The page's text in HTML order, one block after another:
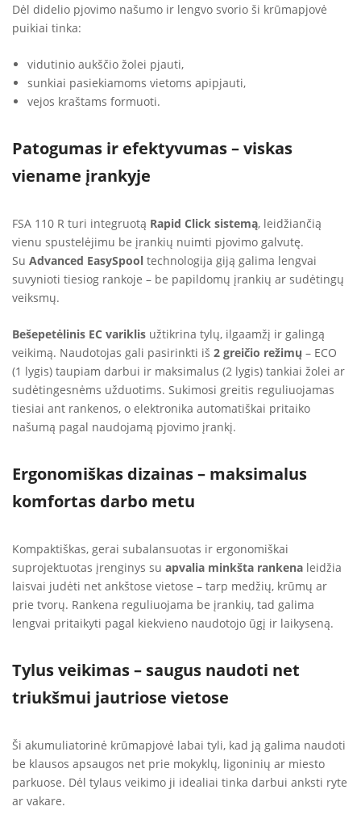
Dėl didelio pjovimo našumo ir lengvo svorio ši krūmapjovė
puikiai tinka:
vidutinio aukščio žolei pjauti,
sunkiai pasiekiamoms vietoms apipjauti,
vejos kraštams formuoti.
Patogumas ir efektyvumas – viskas
viename įrankyje
FSA 110 R turi integruotą Rapid Click sistemą, leidžiančią
vienu spustelėjimu be įrankių nuimti pjovimo galvutę.
Su Advanced EasySpool technologija giją galima lengvai
suvynioti tiesiog rankoje – be papildomų įrankių ar sudėtingų
veiksmų.
Bešepetėlinis EC variklis užtikrina tylų, ilgaamžį ir galingą
veikimą. Naudotojas gali pasirinkti iš 2 greičio režimų – ECO
(1 lygis) taupiam darbui ir maksimalus (2 lygis) tankiai žolei ar
sudėtingesnėms užduotims. Sukimosi greitis reguliuojamas
tiesiai ant rankenos, o elektronika automatiškai pritaiko
našumą pagal naudojamą pjovimo įrankį.
Ergonomiškas dizainas – maksimalus
komfortas darbo metu
Kompaktiškas, gerai subalansuotas ir ergonomiškai
suprojektuotas įrenginys su apvalia minkšta rankena leidžia
laisvai judėti net ankštose vietose – tarp medžių, krūmų ar
prie tvorų. Rankena reguliuojama be įrankių, tad galima
lengvai pritaikyti pagal kiekvieno naudotojo ūgį ir laikyseną.
Tylus veikimas – saugus naudoti net
triukšmui jautriose vietose
Ši akumuliatorinė krūmapjovė labai tyli, kad ją galima naudoti
be klausos apsaugos net prie mokyklų, ligoninių ar miesto
parkuose. Dėl tylaus veikimo ji idealiai tinka darbui anksti ryte
ar vakare.